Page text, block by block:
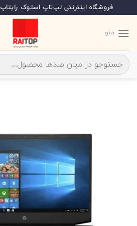
to
content
فروشگاه اینترنتی لپ‌تاپ استوک رایتاپ
منو
جستجو
برای: